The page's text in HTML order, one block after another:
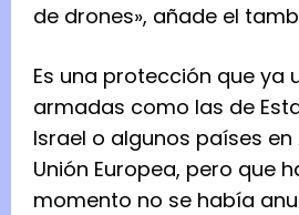
de drones», añade el
Es una protección que ya
armadas como las de
Israel o algunos países en
Unión Europea, pero que
momento no se había